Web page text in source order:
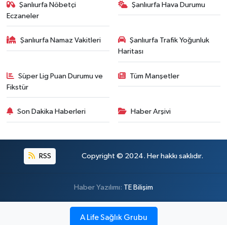
Şanlıurfa Nöbetçi
Eczaneler
Şanlıurfa Hava Durumu
Şanlıurfa Namaz Vakitleri
Şanlıurfa Trafik Yoğunluk
Haritası
Süper Lig Puan Durumu ve
Fikstür
Tüm Manşetler
Son Dakika Haberleri Haber Arşivi
RSS Copyright © 2024. Her hakkı saklıdır.
Haber Yazılımı: TE Bilişim
A Life Sağlık Grubu